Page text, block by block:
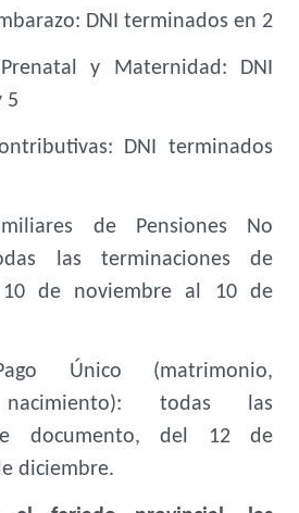
DNI terminados en 2
y Maternidad: DNI
5
DNI terminados
de Pensiones No
las terminaciones de
de noviembre al 10 de
Único (matrimonio,
todas las
documento, del 12 de
diciembre.